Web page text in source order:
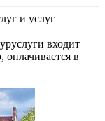
и услуг
входит
в